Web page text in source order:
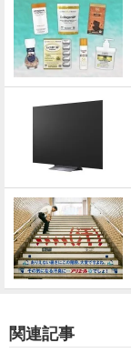
関連記事